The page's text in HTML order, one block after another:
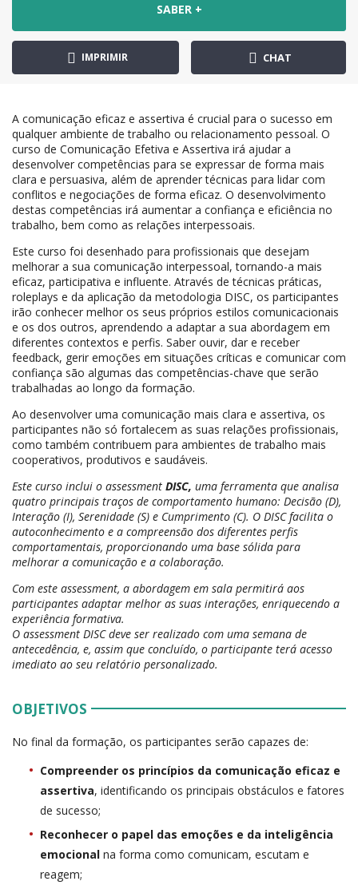
SABER +
IMPRIMIR CHAT
A comunicação eficaz e assertiva é crucial para o sucesso em
qualquer ambiente de trabalho ou relacionamento pessoal. O
curso de Comunicação Efetiva e Assertiva irá ajudar a
desenvolver competências para se expressar de forma mais
clara e persuasiva, além de aprender técnicas para lidar com
conflitos e negociações de forma eficaz. O desenvolvimento
destas competências irá aumentar a confiança e eficiência no
trabalho, bem como as relações interpessoais.
Este curso foi desenhado para profissionais que desejam
melhorar a sua comunicação interpessoal, tornando-a mais
eficaz, participativa e influente. Através de técnicas práticas,
roleplays e da aplicação da metodologia DISC, os participantes
irão conhecer melhor os seus próprios estilos comunicacionais
e os dos outros, aprendendo a adaptar a sua abordagem em
diferentes contextos e perfis. Saber ouvir, dar e receber
feedback, gerir emoções em situações críticas e comunicar com
confiança são algumas das competências-chave que serão
trabalhadas ao longo da formação.
Ao desenvolver uma comunicação mais clara e assertiva, os
participantes não só fortalecem as suas relações profissionais,
como também contribuem para ambientes de trabalho mais
cooperativos, produtivos e saudáveis.
Este curso inclui o assessment DISC, uma ferramenta que analisa
quatro principais traços de comportamento humano: Decisão (D),
Interação (I), Serenidade (S) e Cumprimento (C). O DISC facilita o
autoconhecimento e a compreensão dos diferentes perfis
comportamentais, proporcionando uma base sólida para
melhorar a comunicação e a colaboração.
Com este assessment, a abordagem em sala permitirá aos
participantes adaptar melhor as suas interações, enriquecendo a
experiência formativa.
O assessment DISC deve ser realizado com uma semana de
antecedência, e, assim que concluído, o participante terá acesso
imediato ao seu relatório personalizado.
OBJETIVOS
No final da formação, os participantes serão capazes de:
Compreender os princípios da comunicação eficaz e
assertiva, identificando os principais obstáculos e fatores
de sucesso;
Reconhecer o papel das emoções e da inteligência
emocional na forma como comunicam, escutam e
reagem;